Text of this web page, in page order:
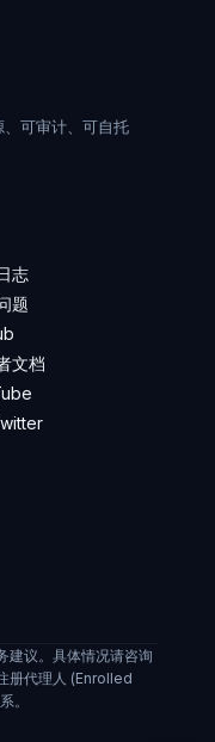
可审计、可自托
志
题
文档
建议。具体情况请咨询
册代理人 (Enrolled
。